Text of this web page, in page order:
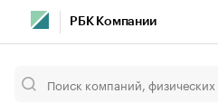
РБК Компании